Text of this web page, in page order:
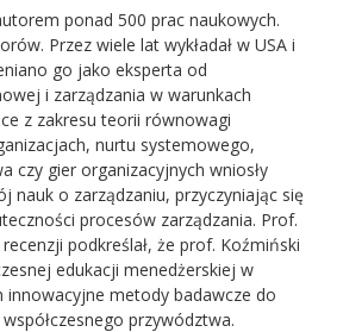
ponad 500 prac naukowych.
Przez wiele lat wykładał w USA i
go jako eksperta od
i zarządzania w warunkach
z zakresu teorii równowagi
nurtu systemowego,
czy gier organizacyjnych wniosły
nauk o zarządzaniu, przyczyniając się
procesów zarządzania. Prof.
podkreślał, że prof. Koźmiński
edukacji menedżerskiej w
innowacyjne metody badawcze do
przywództwa.